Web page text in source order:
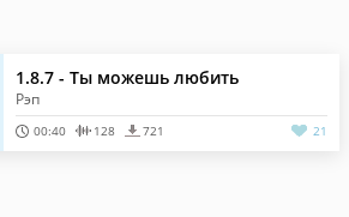
1.8.7 - Ты можешь любить
Рэп
00:40 128 721 21